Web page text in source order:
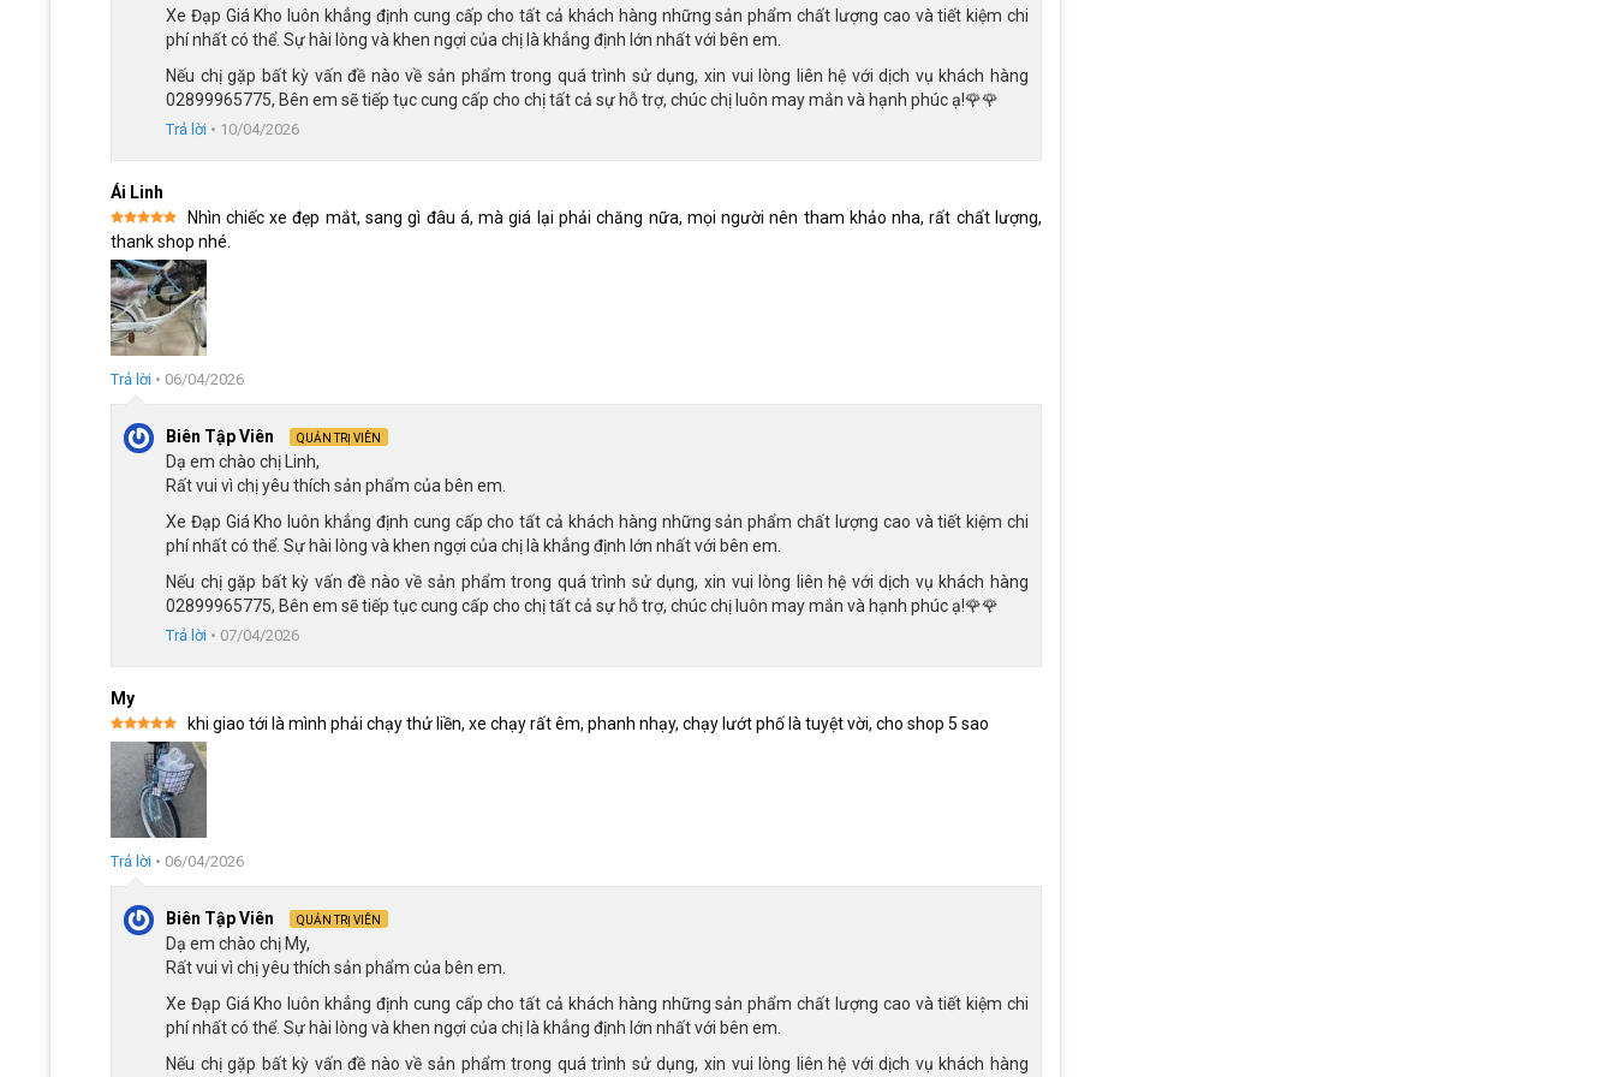
Hệ thống phanh an toàn, kiểm soát tối ưu
Xe đạp nữ Thống Nhất LD 26 inch được trang bị phanh vành ở bánh trước và phanh tăng bua ở bánh sau, tạo nên hệ thống
phanh an toàn và hiệu quả. Phanh vành trước cho phản hồi nhanh, giúp người lái dễ dàng kiểm soát tốc độ khi cần phanh
gấp. Trong khi đó, phanh tăng bua sau có thiết kế kín, hoạt động ổn định và ít bị ảnh hưởng bởi thời tiết hay bụi bẩn, mang
lại cảm giác phanh êm và bền bỉ. Sự kết hợp này giúp xe vận hành an toàn, phù hợp với nhiều điều kiện di chuyển khác nhau.
Xe Đạp Giá Kho luôn khẳng định cung cấp cho tất cả khách hàng những sản phẩm chất lượng cao và tiết kiệm chi
phí nhất có thể. Sự hài lòng và khen ngợi của chị là khẳng định lớn nhất với bên em.
Nếu chị gặp bất kỳ vấn đề nào về sản phẩm trong quá trình sử dụng, xin vui lòng liên hệ với dịch vụ khách hàng
02899965775, Bên em sẽ tiếp tục cung cấp cho chị tất cả sự hỗ trợ, chúc chị luôn may mắn và hạnh phúc ạ!🌹🌹
Trả lời • 10/04/2026
Ái Linh
Được xếp
hạng55
sao
Nhìn chiếc xe đẹp mắt, sang gì đâu á, mà giá lại phải chăng nữa, mọi người nên tham khảo nha, rất chất lượng,
thank shop nhé.
Trả lời • 06/04/2026
Biên Tập Viên QUẢN TRỊ VIÊN
Dạ em chào chị Linh,
Rất vui vì chị yêu thích sản phẩm của bên em.
Xe Đạp Giá Kho luôn khẳng định cung cấp cho tất cả khách hàng những sản phẩm chất lượng cao và tiết kiệm chi
phí nhất có thể. Sự hài lòng và khen ngợi của chị là khẳng định lớn nhất với bên em.
Nếu chị gặp bất kỳ vấn đề nào về sản phẩm trong quá trình sử dụng, xin vui lòng liên hệ với dịch vụ khách hàng
02899965775, Bên em sẽ tiếp tục cung cấp cho chị tất cả sự hỗ trợ, chúc chị luôn may mắn và hạnh phúc ạ!🌹🌹
Trả lời • 07/04/2026
My
Được xếp
hạng55
khi giao tới là mình phải chạy thử liền, xe chạy rất êm, phanh nhạy, chạy lướt phố là tuyệt vời, cho shop 5 sao
Trả lời • 06/04/2026
Biên Tập Viên QUẢN TRỊ VIÊN
Dạ em chào chị My,
Rất vui vì chị yêu thích sản phẩm của bên em.
Xe Đạp Giá Kho luôn khẳng định cung cấp cho tất cả khách hàng những sản phẩm chất lượng cao và tiết kiệm chi
phí nhất có thể. Sự hài lòng và khen ngợi của chị là khẳng định lớn nhất với bên em.
Nếu chị gặp bất kỳ vấn đề nào về sản phẩm trong quá trình sử dụng, xin vui lòng liên hệ với dịch vụ khách hàng